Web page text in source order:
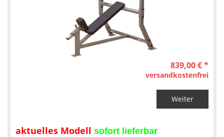
839,00 € *
versandkostenfrei
Weiter
aktuelles Modell sofort lieferbar